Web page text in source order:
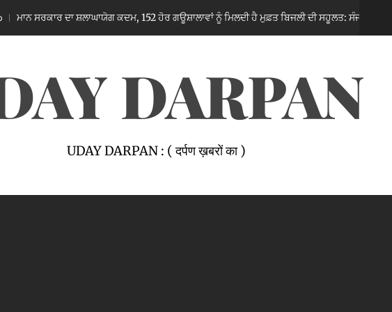
ਕਦਮ, 152 ਹੋਰ ਗਊਸ਼ਾਲਾਵਾਂ ਨੂੰ ਮਿਲਦੀ ਹੈ ਮੁਫ਼ਤ ਬਿਜਲੀ ਦੀ ਸਹੂਲਤ: ਸੰਜੀਵ ਭਗਤ 12 hours ago
DARPAN
UDAY DARPAN : ( दर्पण ख़बरों का )